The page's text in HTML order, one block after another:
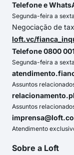
Telefone e
Segunda-feira a
Negociação de
loft.vc/
Telefone 0800
Segunda-feira a
Assuntos
Assuntos
Atendimento
Sobre a Loft